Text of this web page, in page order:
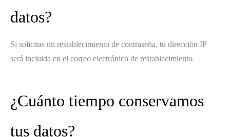
datos?
Si solicitas un restablecimiento de contraseña, tu dirección IP
será incluida en el correo electrónico de restablecimiento.
¿Cuánto tiempo conservamos
tus datos?